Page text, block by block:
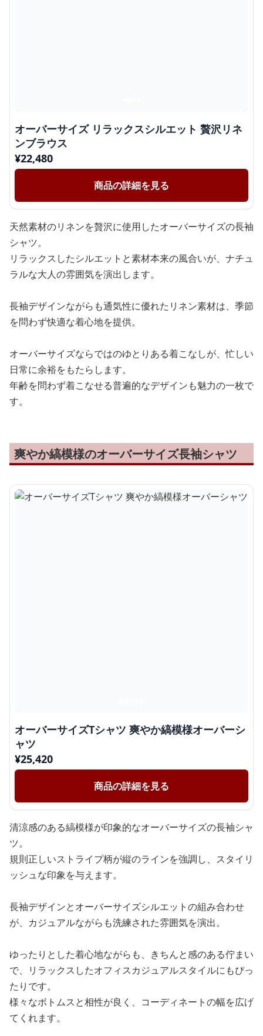
オーバーサイズ リラックスシルエット 贅沢リネ
ンブラウス
¥22,480
商品の詳細を見る
天然素材のリネンを贅沢に使用したオーバーサイズの長袖
シャツ。
リラックスしたシルエットと素材本来の風合いが、ナチュ
ラルな大人の雰囲気を演出します。
長袖デザインながらも通気性に優れたリネン素材は、季節
を問わず快適な着心地を提供。
オーバーサイズならではのゆとりある着こなしが、忙しい
日常に余裕をもたらします。
年齢を問わず着こなせる普遍的なデザインも魅力の一枚で
す。
爽やか縞模様のオーバーサイズ長袖シャツ
オーバーサイズTシャツ 爽やか縞模様オーバーシ
ャツ
¥25,420
商品の詳細を見る
清涼感のある縞模様が印象的なオーバーサイズの長袖シャ
ツ。
規則正しいストライプ柄が縦のラインを強調し、スタイリ
ッシュな印象を与えます。
長袖デザインとオーバーサイズシルエットの組み合わせ
が、カジュアルながらも洗練された雰囲気を演出。
ゆったりとした着心地ながらも、きちんと感のある佇まい
で、リラックスしたオフィスカジュアルスタイルにもぴっ
たりです。
様々なボトムスと相性が良く、コーディネートの幅を広げ
てくれます。